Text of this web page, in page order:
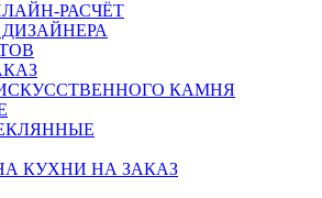
РАСЧЁТ
КАМНЯ
КУХНИ НА ЗАКАЗ